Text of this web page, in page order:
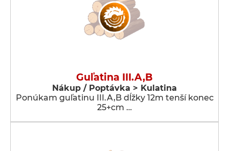
Guľatina III.A,B
Nákup / Poptávka > Kulatina
Ponúkam guľatinu III.A,B dĺžky 12m tenší konec
25+cm …